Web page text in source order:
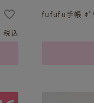
税込
fufufu手帳 ﾎﾟ